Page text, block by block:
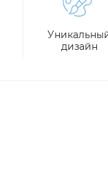
дизайн